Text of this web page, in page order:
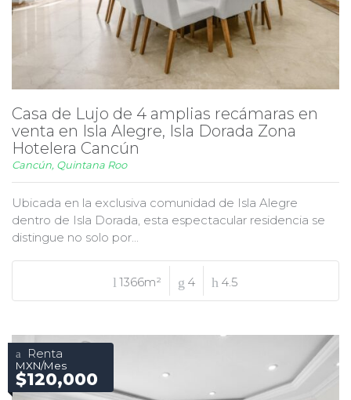
Casa de Lujo de 4 amplias recámaras en
venta en Isla Alegre, Isla Dorada Zona
Hotelera Cancún
Cancún, Quintana Roo
Ubicada en la exclusiva comunidad de Isla Alegre
dentro de Isla Dorada, esta espectacular residencia se
distingue no solo por...
1366m² 4 4.5
Renta
MXN/Mes
$120,000